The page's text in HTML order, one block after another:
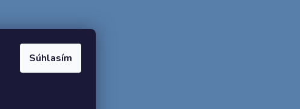
Súhlasím